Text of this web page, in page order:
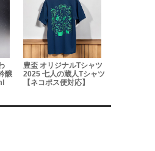
醸
豊盃 オリジナルTシャツ
2025 七人の蔵人Tシャツ
【ネコポス便対応】